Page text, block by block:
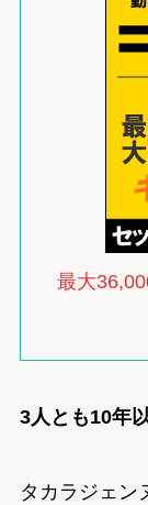
最大
3人とも10年
タカラジェン